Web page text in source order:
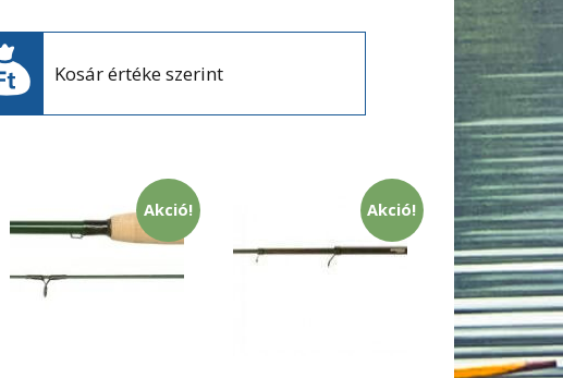
Kosár értéke szerint
Akció! Akció!